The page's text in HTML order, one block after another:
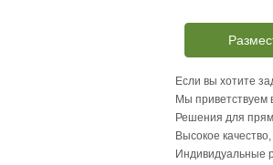
Если вы хотите
Мы приветствуем
Решения для
Высокое
Индивидуальные